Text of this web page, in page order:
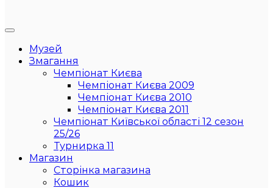
Музей
Змагання
Чемпіонат Києва
Чемпіонат Києва 2009
Чемпіонат Києва 2010
Чемпіонат Києва 2011
Чемпіонат Київської області 12 сезон
25/26
Турнирка 11
Магазин
Сторінка магазина
Кошик